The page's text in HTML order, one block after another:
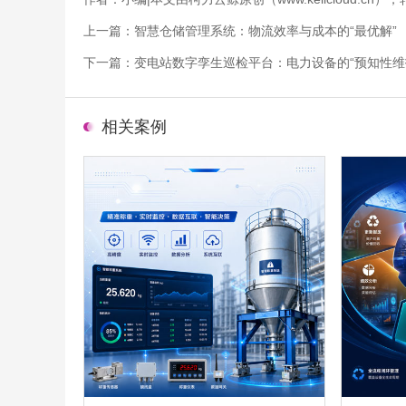
上一篇： 智慧仓储管理系统：物流效率与成本的“最优解”
下一篇： 变电站数字孪生巡检平台：电力设备的“预知性维
相关案例